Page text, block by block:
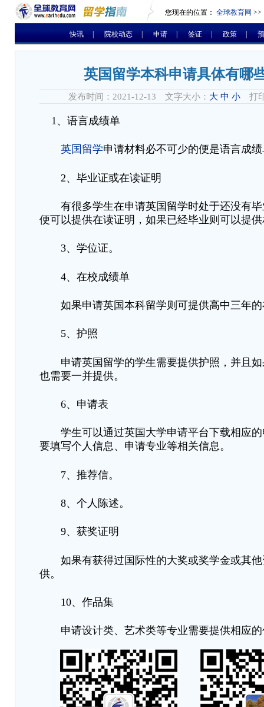
您现在的位置： 全球教育网 >>
快讯 院校动态 申请 签证 政策
英国留学本科申请具体有哪
发布时间：2021-12-13 文字大小： 大 中 小 打
1、语言成绩单
英国留学申请材料必不可少的便是语言成
2、毕业证或在读证明
有很多学生在申请英国留学时处于还没有毕
便可以提供在读证明，如果已经毕业则可以提
3、学位证。
4、在校成绩单
如果申请英国本科留学则可提供高中三年的
5、护照
申请英国留学的学生需要提供护照，并且如
也需要一并提供。
6、申请表
学生可以通过英国大学申请平台下载相应的
要填写个人信息、申请专业等相关信息。
7、推荐信。
8、个人陈述。
9、获奖证明
如果有获得过国际性的大奖或奖学金或其他
供。
10、作品集
申请设计类、艺术类等专业需要提供相应的